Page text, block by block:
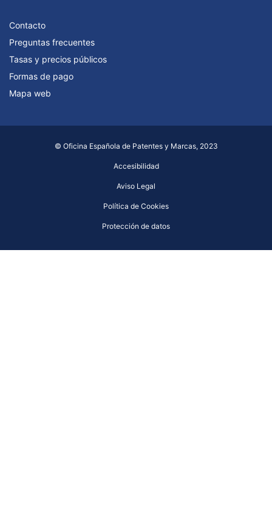
Contacto
Preguntas frecuentes
Tasas y precios públicos
Formas de pago
Mapa web
© Oficina Española de Patentes y Marcas, 2023
Accesibilidad
Aviso Legal
Política de Cookies
Protección de datos